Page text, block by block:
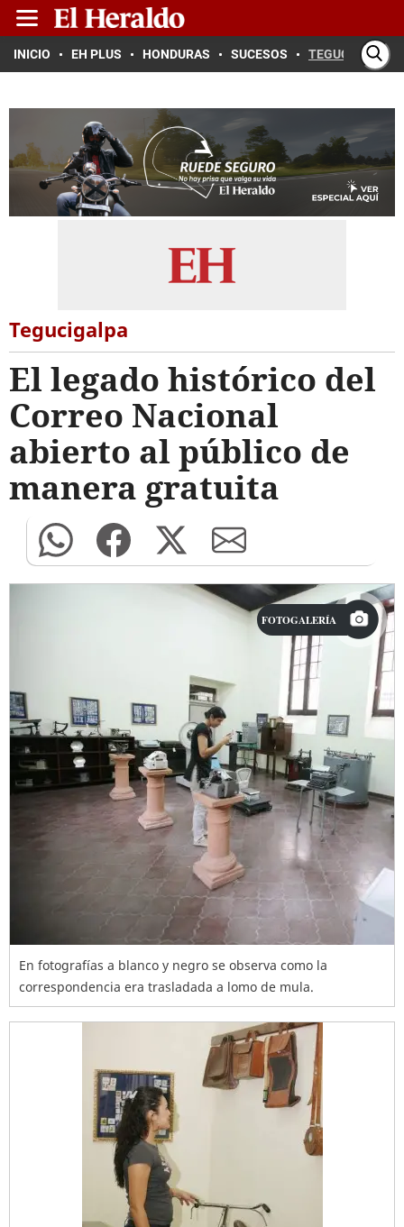
INICIO EH PLUS HONDURAS SUCESOS TEGUCIGALPA
Tegucigalpa
El legado histórico del
Correo Nacional
abierto al público de
manera gratuita
FOTOGALERÍA
En fotografías a blanco y negro se observa como la
correspondencia era trasladada a lomo de mula.